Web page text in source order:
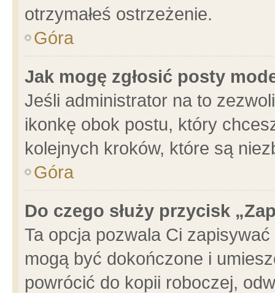
otrzymałeś ostrzeżenie.
Góra
Jak mogę zgłosić posty
Jeśli administrator na to
ikonkę obok postu, który
kolejnych kroków, które są
Góra
Do czego służy przycisk
Ta opcja pozwala Ci
mogą być dokończone i
powrócić do kopii roboczej,